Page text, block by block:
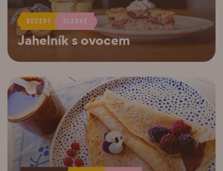
RECEPT SLADKÉ
Jahelník s ovocem